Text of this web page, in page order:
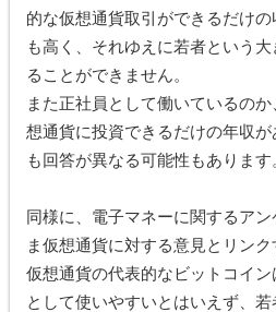
的な仮想通貨取引ができるだけ
も高く、それゆえに若者という
ることができません。
また正社員として働いているの
想通貨に投資できるだけの年収
も回答が異なる可能性もあります
同様に、電子マネーに関するア
ま仮想通貨に対する意見とリンク
仮想通貨の代表的なビットコイ
として使いやすいとはいえず、